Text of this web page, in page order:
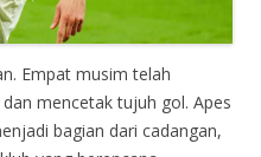
Empat musim telah
mencetak tujuh gol. Apes
bagian dari cadangan,